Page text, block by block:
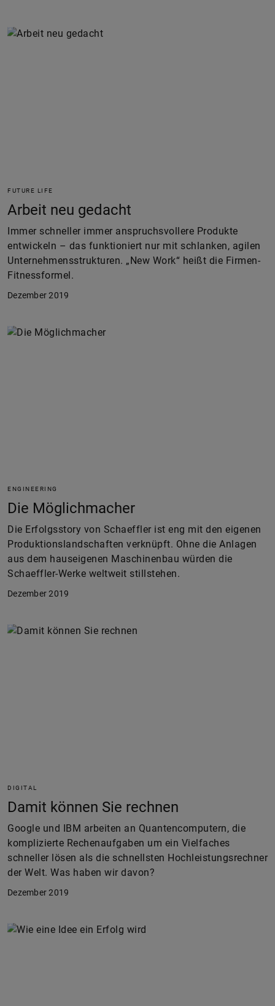
FUTURE LIFE
Arbeit neu gedacht
Immer schneller immer anspruchsvollere Produkte
entwickeln – das funktioniert nur mit schlanken, agilen
Unternehmensstrukturen. „New Work“ heißt die Firmen-
Fitnessformel.
Dezember 2019
ENGINEERING
Die Möglichmacher
Die Erfolgsstory von Schaeffler ist eng mit den eigenen
Produktionslandschaften verknüpft. Ohne die Anlagen
aus dem hauseigenen Maschinenbau würden die
Schaeffler-Werke weltweit stillstehen.
Dezember 2019
DIGITAL
Damit können Sie rechnen
Google und IBM arbeiten an Quantencomputern, die
komplizierte Rechenaufgaben um ein Vielfaches
schneller lösen als die schnellsten Hochleistungsrechner
der Welt. Was haben wir davon?
Dezember 2019